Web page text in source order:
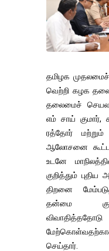
தமிழக
வெற்றி கழக
தலைமைச்
எம் சாய் குமார்,
ரத்தோர் மற்றும்
ஆலோசனை
உடனே
குறித்தும் புதிய
திறனை
தன்மை
செய்தார்.